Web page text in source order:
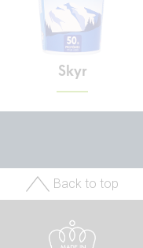
Skyr
Back to top